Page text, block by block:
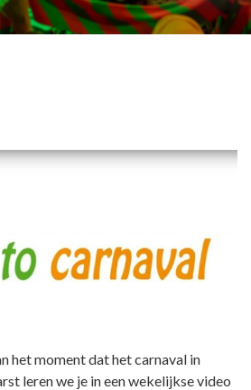
het moment dat het carnaval in
leren we je in een wekelijkse video